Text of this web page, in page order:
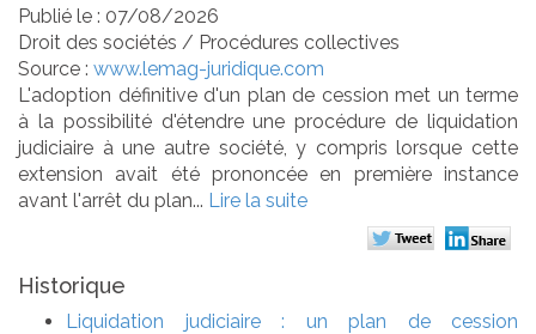
Publié le : 07/08/2026
Droit des sociétés / Procédures collectives
Source : www.lemag-juridique.com
L'adoption définitive d'un plan de cession met un terme
à la possibilité d'étendre une procédure de liquidation
judiciaire à une autre société, y compris lorsque cette
extension avait été prononcée en première instance
avant l'arrêt du plan... Lire la suite
Historique
Liquidation judiciaire : un plan de cession